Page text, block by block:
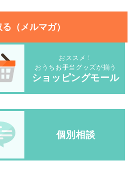
（メルマガ）
おススメ！
おうちお手当グッズが揃う
ショッピングモール
個別相談